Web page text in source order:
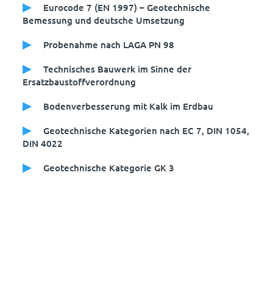
Eurocode 7 (EN 1997) – Geotechnische
Bemessung und deutsche Umsetzung
Probenahme nach LAGA PN 98
Technisches Bauwerk im Sinne der
Ersatzbaustoffverordnung
Bodenverbesserung mit Kalk im Erdbau
Geotechnische Kategorien nach EC 7, DIN 1054,
DIN 4022
Geotechnische Kategorie GK 3